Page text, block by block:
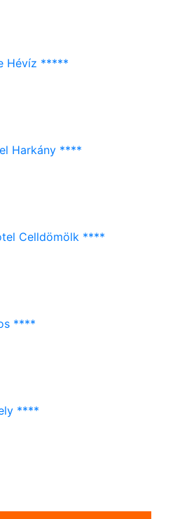
Hévíz *****
Harkány ****
Celldömölk ****
****
****